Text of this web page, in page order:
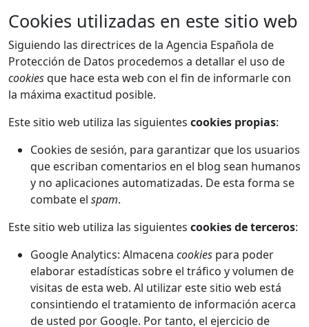
Cookies utilizadas en este sitio web
Siguiendo las directrices de la Agencia Española de
Protección de Datos procedemos a detallar el uso de
cookiesque hace esta web con el fin de informarle con
la máxima exactitud posible.
Este sitio web utiliza las siguientes cookies propias:
Cookies de sesión, para garantizar que los usuarios
que escriban comentarios en el blog sean humanos
y no aplicaciones automatizadas. De esta forma se
combate el spam.
Este sitio web utiliza las siguientes cookies de terceros:
Google Analytics: Almacena cookies para poder
elaborar estadísticas sobre el tráfico y volumen de
visitas de esta web. Al utilizar este sitio web está
consintiendo el tratamiento de información acerca
de usted por Google. Por tanto, el ejercicio de